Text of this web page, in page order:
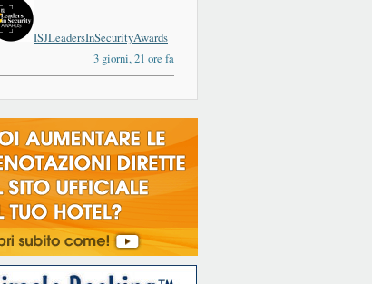
ISJLeadersInSecurityAwards
3 giorni, 21 ore fa